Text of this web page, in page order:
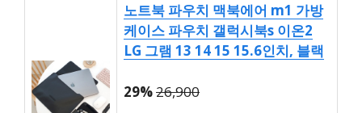
노트북 파우치 맥북에어 m1 가방
케이스 파우치 갤럭시북s 이온2
LG 그램 13 14 15 15.6인치, 블랙
29%26,900